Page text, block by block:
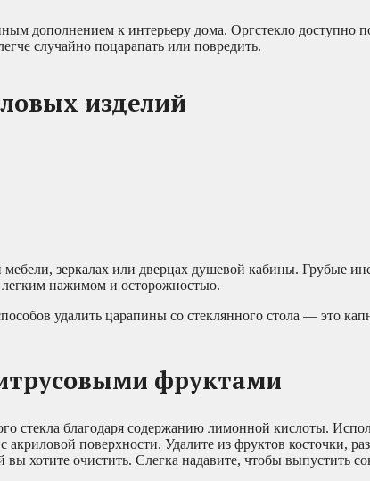
дополнением к интерьеру дома. Оргстекло доступно
случайно поцарапать или повредить.
изделий
зеркалах или дверцах душевой кабины. Грубые
легким нажимом и осторожностью.
удалить царапины со стеклянного стола — это
фруктами
стекла благодаря содержанию лимонной кислоты.
поверхности. Удалите из фруктов косточки,
хотите очистить. Слегка надавите, чтобы выпустить